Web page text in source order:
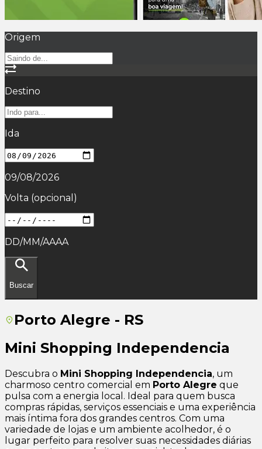
Origem
Destino
Ida
09/08/2026
Volta (opcional)
DD/MM/AAAA
Buscar
Porto Alegre - RS
Mini Shopping Independencia
Descubra o Mini Shopping Independencia, um
charmoso centro comercial em Porto Alegre que
pulsa com a energia local. Ideal para quem busca
compras rápidas, serviços essenciais e uma experiência
mais íntima fora dos grandes centros. Com uma
variedade de lojas e um ambiente acolhedor, é o
lugar perfeito para resolver suas necessidades diárias